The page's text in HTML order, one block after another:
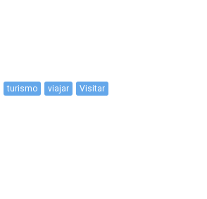
turismo viajar Visitar